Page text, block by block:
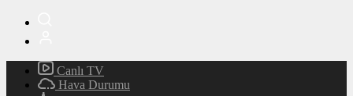
Canlı TV
Hava Durumu